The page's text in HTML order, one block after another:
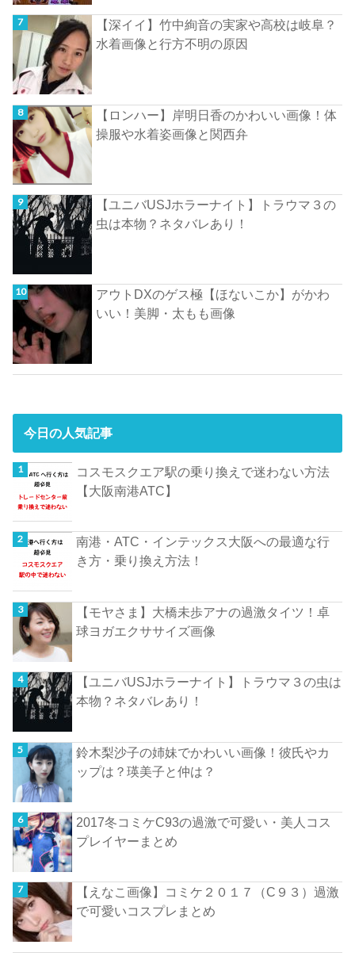
【深イイ】竹中絢音の実家や高校は岐阜？
水着画像と行方不明の原因
【ロンハー】岸明日香のかわいい画像！体
操服や水着姿画像と関西弁
【ユニバUSJホラーナイト】トラウマ３の
虫は本物？ネタバレあり！
アウトDXのゲス極【ほないこか】がかわ
いい！美脚・太もも画像
今日の人気記事
コスモスクエア駅の乗り換えで迷わない方法
【大阪南港ATC】
南港・ATC・インテックス大阪への最適な行
き方・乗り換え方法！
【モヤさま】大橋未歩アナの過激タイツ！卓
球ヨガエクササイズ画像
【ユニバUSJホラーナイト】トラウマ３の虫は
本物？ネタバレあり！
鈴木梨沙子の姉妹でかわいい画像！彼氏やカ
ップは？瑛美子と仲は？
2017冬コミケC93の過激で可愛い・美人コス
プレイヤーまとめ
【えなこ画像】コミケ２０１７（C９３）過激
で可愛いコスプレまとめ